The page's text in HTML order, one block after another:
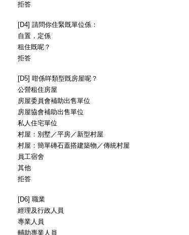
拒答
[D4] 請問你住緊既單位係：
自置，定係
租住既呢？
拒答
[D5] 咁係咩類型既房屋呢？
公營租住房屋
房屋委員會補助出售單位
房屋協會補助出售單位
私人住宅單位
村屋：別墅／平房／新型村屋
村屋：簡單磚石蓋搭建築物／傳統村屋
員工宿舍
其他
拒答
[D6] 職業
經理及行政人員
專業人員
輔助專業人員